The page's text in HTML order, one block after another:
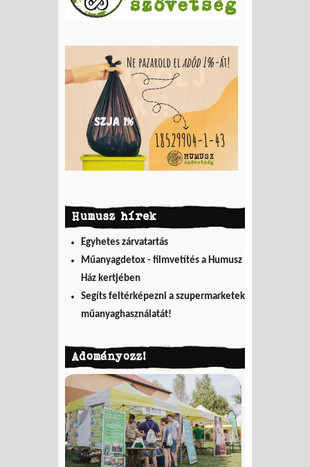
Humusz hírek
Egyhetes zárvatartás
Műanyagdetox - filmvetítés a Humusz
Ház kertjében
Segíts feltérképezni a szupermarketek
műanyaghasználatát!
Adományozz!